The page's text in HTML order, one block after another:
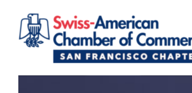
content